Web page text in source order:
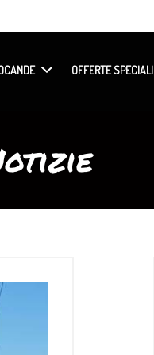
OFFERTE SPECIALI